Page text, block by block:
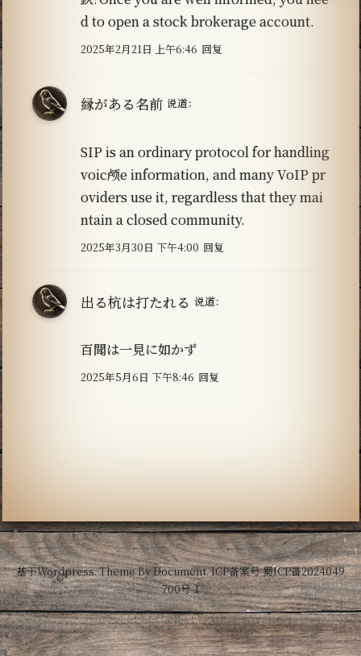
2025年2月21日 上午6:46
d to open a stock brokerage account.
回复
縁がある名前 说道：
2025年3月30日 下午4:00
SIP is an ordinary protocol for handling
voic颅e information, and many VoIP pr
oviders use it, regardless that they mai
ntain a closed community.
回复
出る杭は打たれる 说道：
2025年5月6日 下午8:46
百聞は一見に如かず
回复
基于Wordpress.Theme ByDocument.ICP备案号蜀ICP备2024049
700号-1